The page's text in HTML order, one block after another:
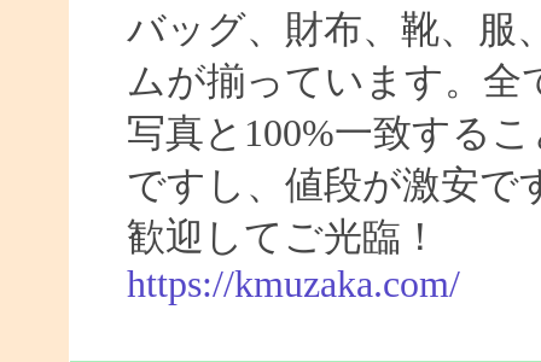
バッグ、財布、靴、服
ムが揃っています。全
写真と100%一致する
ですし、値段が激安で
歓迎してご光臨！
https://kmuzaka.com/